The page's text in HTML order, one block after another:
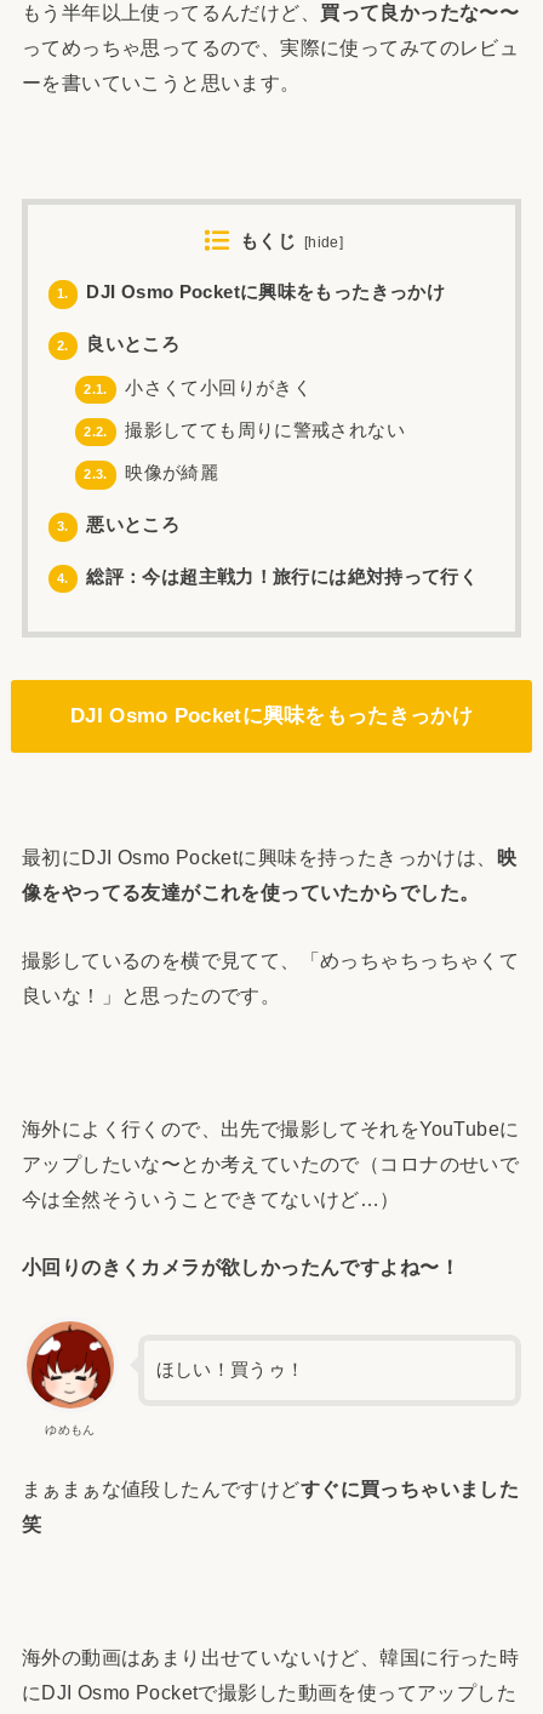
もう半年以上使ってるんだけど、 買って良かったな〜〜
ってめっちゃ思ってるので、実際に使ってみてのレビュ
ーを書いていこうと思います。
もくじ [hide]
1. DJI Osmo Pocketに興味をもったきっかけ
2. 良いところ
2.1. 小さくて小回りがきく
2.2. 撮影してても周りに警戒されない
2.3. 映像が綺麗
3. 悪いところ
4. 総評：今は超主戦力！旅行には絶対持って行く
DJI Osmo Pocketに興味をもったきっかけ
最初にDJI Osmo Pocketに興味を持ったきっかけは、 映
像をやってる友達がこれを使っていたからでした。
撮影しているのを横で見てて、「めっちゃちっちゃくて
良いな！」と思ったのです。
海外によく行くので、出先で撮影してそれをYouTubeに
アップしたいな〜とか考えていたので（コロナのせいで
今は全然そういうことできてないけど…）
小回りのきくカメラが欲しかったんですよね〜！
ゆめもん
ほしい！買うゥ！
まぁまぁな値段したんですけどすぐに買っちゃいました
笑
海外の動画はあまり出せていないけど、韓国に行った時
にDJI Osmo Pocketで撮影した動画を使ってアップした